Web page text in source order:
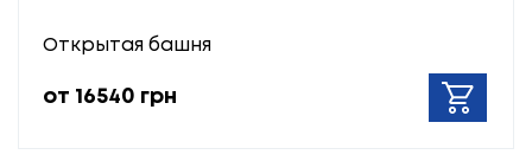
Открытая башня
от 16540 грн